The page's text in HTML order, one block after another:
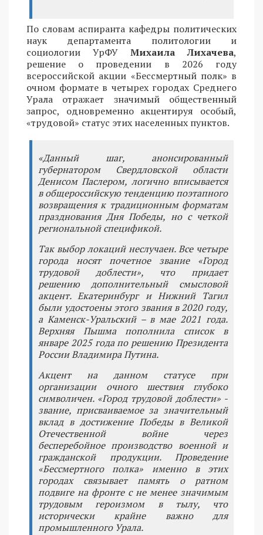
По словам аспиранта кафедры политических
наук департамента политологии и
социологии УрФУ Михаила Лихачева,
решение о проведении в 2026 году
всероссийской акции «Бессмертный полк» в
очном формате в четырех городах Среднего
Урала отражает значимый общественный
запрос, одновременно акцентируя особый,
«трудовой» статус этих населенных пунктов.
«Данный шаг, анонсированный
губернатором Свердловской области
Денисом Паслером, логично вписывается
в общероссийскую тенденцию поэтапного
возвращения к традиционным форматам
празднования Дня Победы, но с четкой
региональной спецификой.
Так выбор локаций неслучаен. Все четыре
города носят почетное звание «Город
трудовой доблести», что придает
решению дополнительный смысловой
акцент. Екатеринбург и Нижний Тагил
были удостоены этого звания в 2020 году,
а Каменск-Уральский – в мае 2021 года.
Верхняя Пышма пополнила список в
январе 2025 года по решению Президента
России Владимира Путина.
Акцент на данном статусе при
организации очного шествия глубоко
символичен. «Город трудовой доблести» -
звание, присваиваемое за значительный
вклад в достижение Победы в Великой
Отечественной войне через
бесперебойное производство военной и
гражданской продукции. Проведение
«Бессмертного полка» именно в этих
городах связывает память о ратном
подвиге на фронте с не менее значимым
трудовым героизмом в тылу, что
исторически крайне важно для
промышленного Урала.